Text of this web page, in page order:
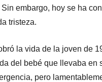
embargo, hoy se ha
tristeza.
la vida de la joven de
del bebé que llevaba en
pero